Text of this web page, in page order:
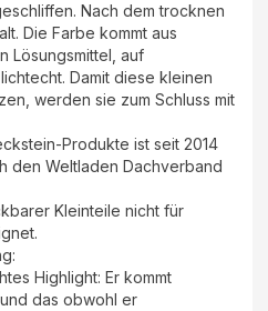
Nach dem trocknen
Die Farbe kommt aus
Lösungsmittel, auf
Damit diese kleinen
werden sie zum Schluss mit
Produkte ist seit 2014
den Weltladen Dachverband
Kleinteile nicht für
Highlight: Er kommt
das obwohl er